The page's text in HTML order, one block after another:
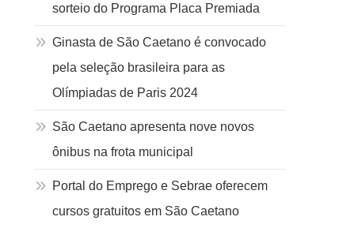
sorteio do Programa Placa Premiada
Ginasta de São Caetano é convocado
pela seleção brasileira para as
Olímpiadas de Paris 2024
São Caetano apresenta nove novos
ônibus na frota municipal
Portal do Emprego e Sebrae oferecem
cursos gratuitos em São Caetano